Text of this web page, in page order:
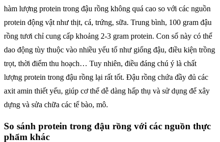
hàm lượng protein trong đậu rồng không quá cao so với các nguồn
protein động vật như thịt, cá, trứng, sữa. Trung bình, 100 gram đậu
rồng tươi chỉ cung cấp khoảng 2-3 gram protein. Con số này có thể
dao động tùy thuộc vào nhiều yếu tố như giống đậu, điều kiện trồng
trọt, thời điểm thu hoạch… Tuy nhiên, điều đáng chú ý là chất
lượng protein trong đậu rồng lại rất tốt. Đậu rồng chứa đầy đủ các
axit amin thiết yếu, giúp cơ thể dễ dàng hấp thụ và sử dụng để xây
dựng và sửa chữa các tế bào, mô.
So sánh protein trong đậu rồng với các nguồn thực
phẩm khác